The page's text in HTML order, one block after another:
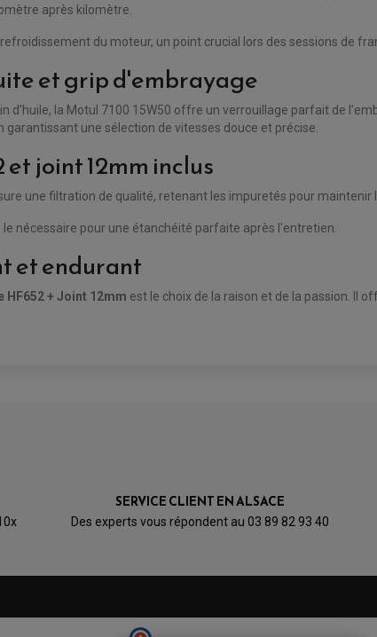
après kilomètre.
du moteur, un point crucial lors des sessions de
et grip d'embrayage
d’huile, la Motul 7100 15W50 offre un verrouillage parfait de
une sélection de vitesses douce et précise.
joint 12mm inclus
une filtration de qualité, retenant les impuretés pour maintenir
nécessaire pour une étanchéité parfaite après l'entretien.
et endurant
HF652 + Joint 12mm est le choix de la raison et de la passion. Il
SERVICE CLIENT EN ALSACE
Des experts vous répondent au 03 89 82 93 40